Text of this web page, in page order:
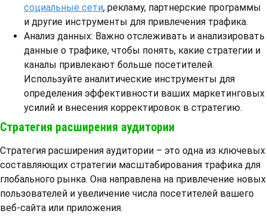
социальные сети, рекламу, партнерские программы
и другие инструменты для привлечения трафика.
Анализ данных: Важно отслеживать и анализировать
данные о трафике, чтобы понять, какие стратегии и
каналы привлекают больше посетителей.
Используйте аналитические инструменты для
определения эффективности ваших маркетинговых
усилий и внесения корректировок в стратегию.
Стратегия расширения аудитории
Стратегия расширения аудитории – это одна из ключевых
составляющих стратегии масштабирования трафика для
глобального рынка. Она направлена на привлечение новых
пользователей и увеличение числа посетителей вашего
веб-сайта или приложения.